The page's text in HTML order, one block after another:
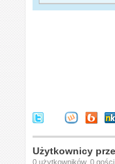
Użytkownicy
0 użytkowników, 0